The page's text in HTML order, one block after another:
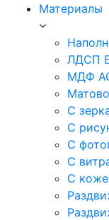
Материалы
ЛДСП
МДФ
С
С
С
С
С